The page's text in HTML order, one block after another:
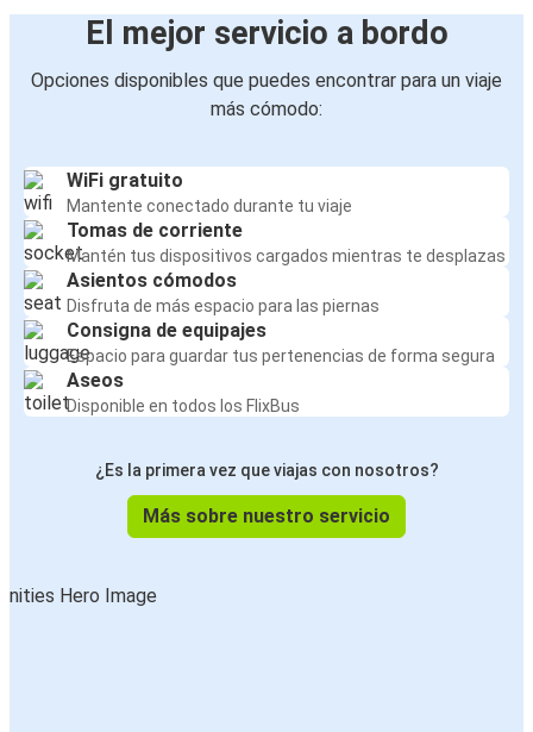
El mejor servicio a bordo
Opciones disponibles que puedes encontrar para un viaje
más cómodo:
WiFi gratuito
Mantente conectado durante tu viaje
Tomas de corriente
Mantén tus dispositivos cargados mientras te desplazas
Asientos cómodos
Disfruta de más espacio para las piernas
Consigna de equipajes
Espacio para guardar tus pertenencias de forma segura
Aseos
Disponible en todos los FlixBus
¿Es la primera vez que viajas con nosotros?
Más sobre nuestro servicio